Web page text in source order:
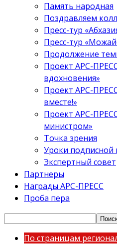
Память народная
Поздравляем
Пресс-тур
Пресс-тур
Продолжение
Проект АРС-
вдохновения»
Проект АРС-
вместе!»
Проект АРС-
министром»
Точка зрения
Уроки подписной
Экспертный совет
Партнеры
Награды АРС-ПРЕСС
Проба пера
По страницам